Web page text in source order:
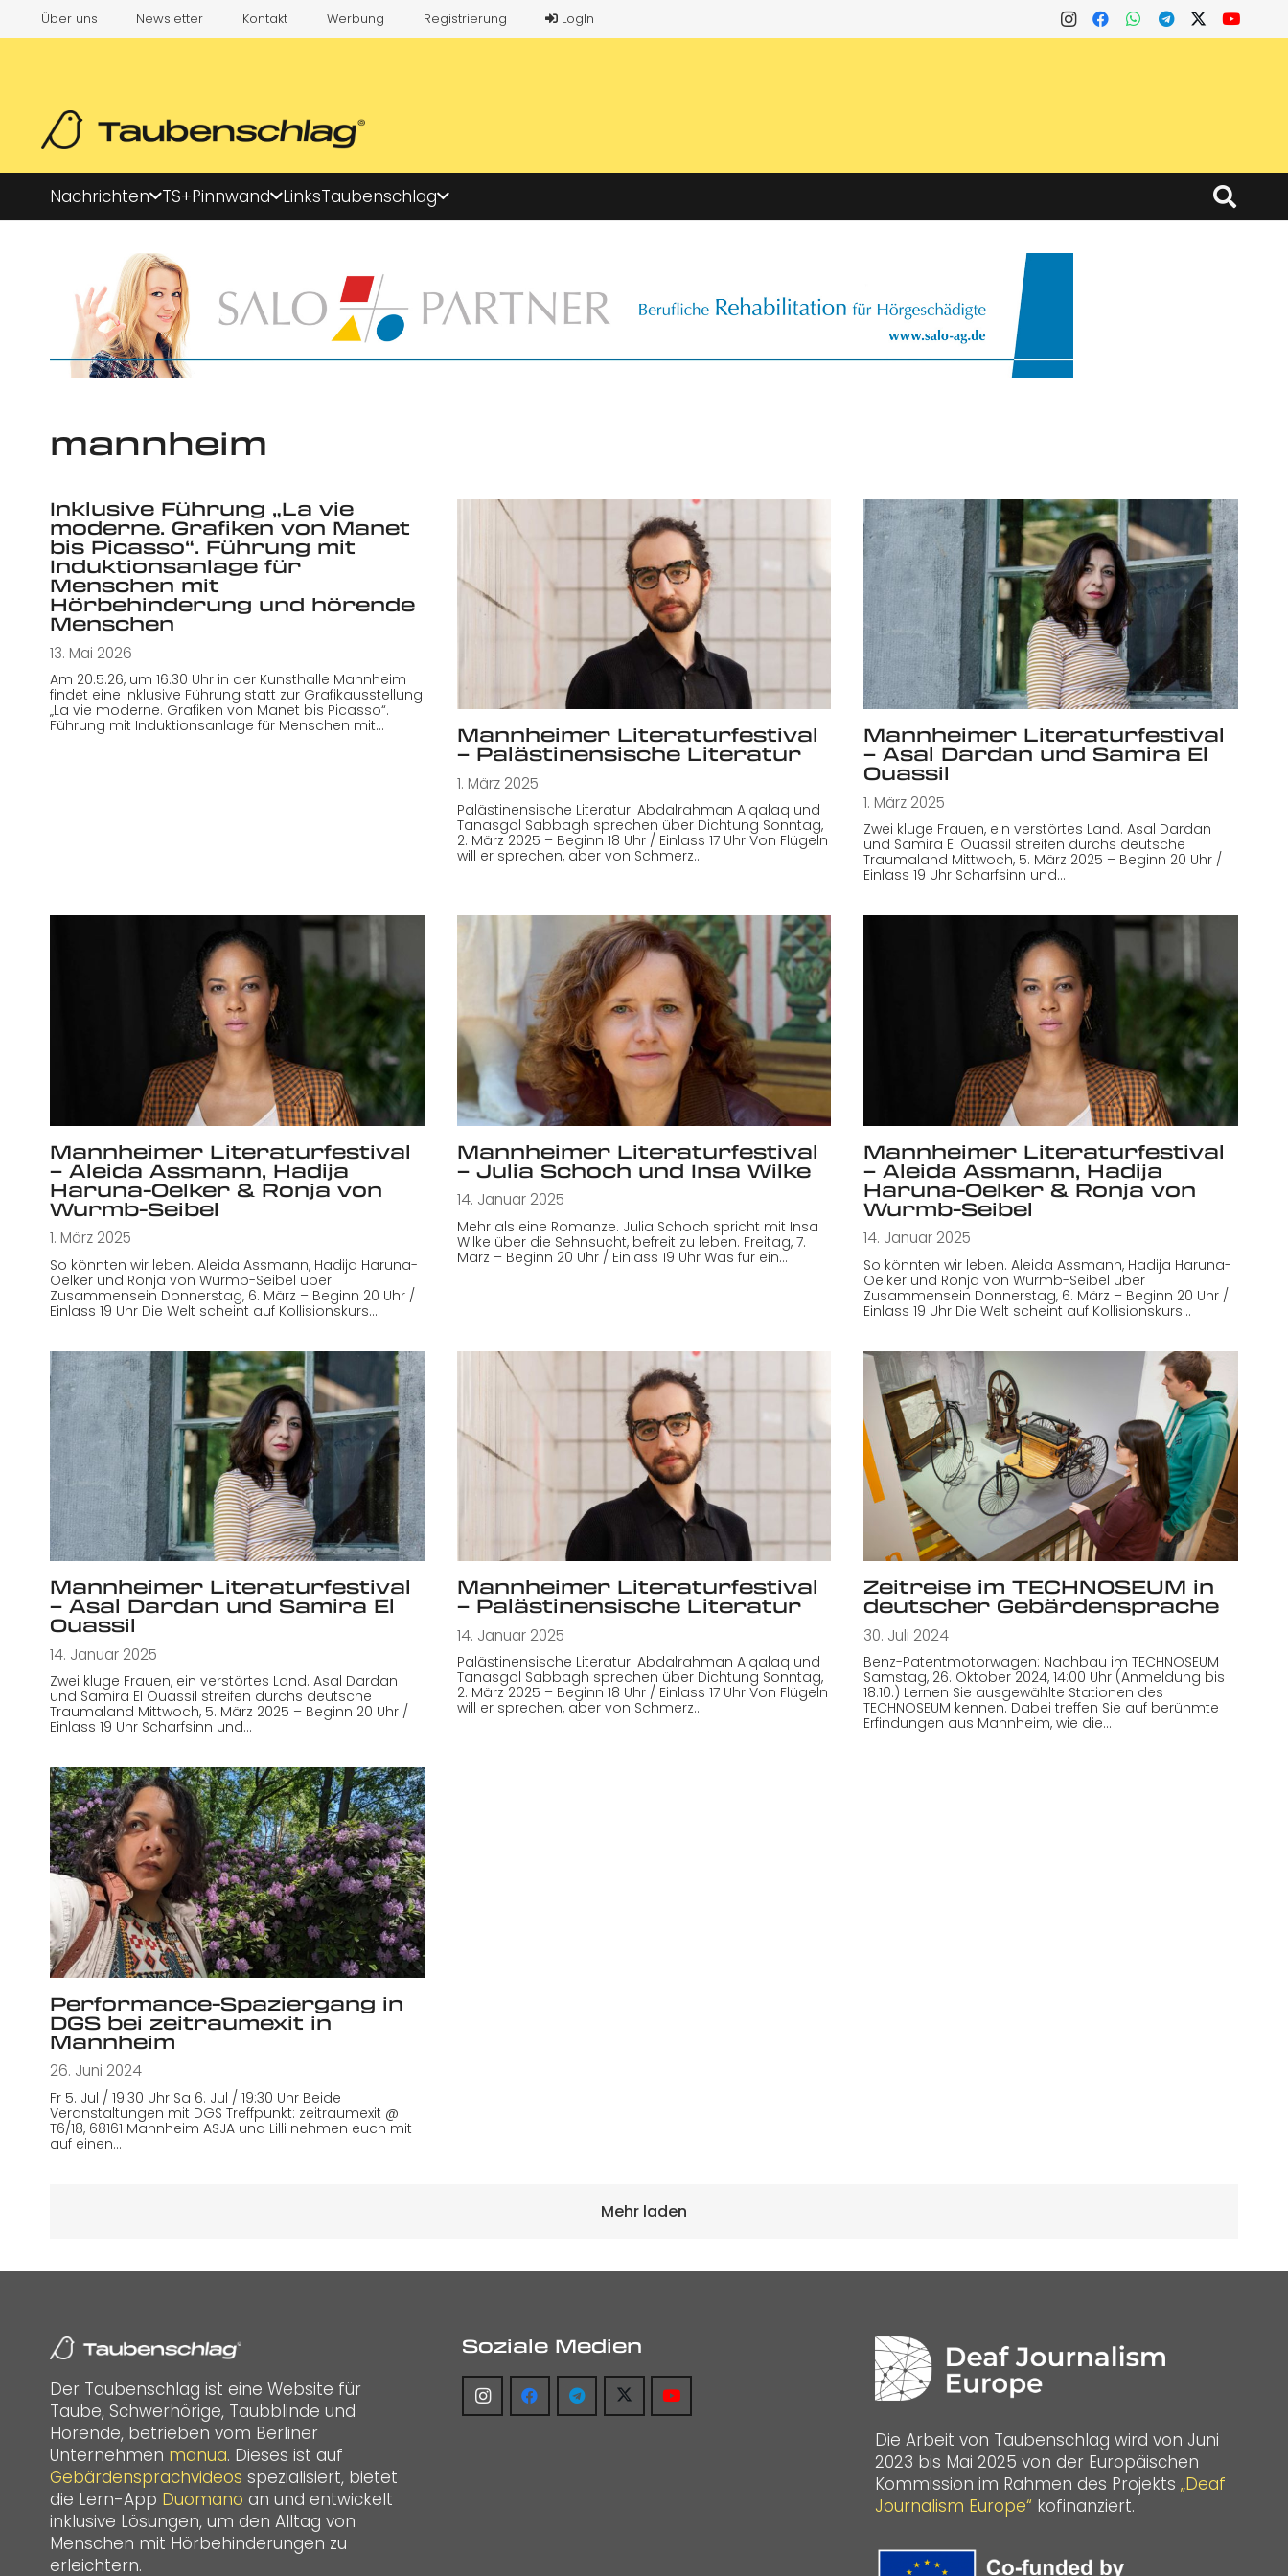
Über uns Newsletter Kontakt Werbung Registrierung LogIn
Nachrichten TS+Pinnwand LinksTaubenschlag
mannheim
Inklusive Führung „La vie
moderne. Grafiken von Manet
bis Picasso“. Führung mit
Induktionsanlage für
Menschen mit
Hörbehinderung und hörende
Menschen
13. Mai 2026
Am 20.5.26, um 16.30 Uhr in der Kunsthalle Mannheim
findet eine Inklusive Führung statt zur Grafikausstellung
„La vie moderne. Grafiken von Manet bis Picasso“.
Führung mit Induktionsanlage für Menschen mit…
Mannheimer Literaturfestival
– Palästinensische Literatur
1. März 2025
Palästinensische Literatur: Abdalrahman Alqalaq und
Tanasgol Sabbagh sprechen über Dichtung Sonntag,
2. März 2025 – Beginn 18 Uhr / Einlass 17 Uhr Von Flügeln
will er sprechen, aber von Schmerz…
Mannheimer Literaturfestival
– Asal Dardan und Samira El
Ouassil
1. März 2025
Zwei kluge Frauen, ein verstörtes Land. Asal Dardan
und Samira El Ouassil streifen durchs deutsche
Traumaland Mittwoch, 5. März 2025 – Beginn 20 Uhr /
Einlass 19 Uhr Scharfsinn und…
Mannheimer Literaturfestival
– Aleida Assmann, Hadija
Haruna-Oelker & Ronja von
Wurmb-Seibel
1. März 2025
So könnten wir leben. Aleida Assmann, Hadija Haruna-
Oelker und Ronja von Wurmb-Seibel über
Zusammensein Donnerstag, 6. März – Beginn 20 Uhr /
Einlass 19 Uhr Die Welt scheint auf Kollisionskurs…
Mannheimer Literaturfestival
– Julia Schoch und Insa Wilke
14. Januar 2025
Mehr als eine Romanze. Julia Schoch spricht mit Insa
Wilke über die Sehnsucht, befreit zu leben. Freitag, 7.
März – Beginn 20 Uhr / Einlass 19 Uhr Was für ein…
Mannheimer Literaturfestival
– Aleida Assmann, Hadija
Haruna-Oelker & Ronja von
Wurmb-Seibel
14. Januar 2025
So könnten wir leben. Aleida Assmann, Hadija Haruna-
Oelker und Ronja von Wurmb-Seibel über
Zusammensein Donnerstag, 6. März – Beginn 20 Uhr /
Einlass 19 Uhr Die Welt scheint auf Kollisionskurs…
Mannheimer Literaturfestival
– Asal Dardan und Samira El
Ouassil
14. Januar 2025
Zwei kluge Frauen, ein verstörtes Land. Asal Dardan
und Samira El Ouassil streifen durchs deutsche
Traumaland Mittwoch, 5. März 2025 – Beginn 20 Uhr /
Einlass 19 Uhr Scharfsinn und…
Mannheimer Literaturfestival
– Palästinensische Literatur
14. Januar 2025
Palästinensische Literatur: Abdalrahman Alqalaq und
Tanasgol Sabbagh sprechen über Dichtung Sonntag,
2. März 2025 – Beginn 18 Uhr / Einlass 17 Uhr Von Flügeln
will er sprechen, aber von Schmerz…
Zeitreise im TECHNOSEUM in
deutscher Gebärdensprache
30. Juli 2024
Benz-Patentmotorwagen: Nachbau im TECHNOSEUM
Samstag, 26. Oktober 2024, 14:00 Uhr (Anmeldung bis
18.10.) Lernen Sie ausgewählte Stationen des
TECHNOSEUM kennen. Dabei treffen Sie auf berühmte
Erfindungen aus Mannheim, wie die…
Performance-Spaziergang in
DGS bei zeitraumexit in
Mannheim
26. Juni 2024
Fr 5. Jul / 19:30 Uhr Sa 6. Jul / 19:30 Uhr Beide
Veranstaltungen mit DGS Treffpunkt: zeitraumexit @
T6/18, 68161 Mannheim ASJA und Lilli nehmen euch mit
auf einen…
Mehr laden
Der Taubenschlag ist eine Website für
Taube, Schwerhörige, Taubblinde und
Hörende, betrieben vom Berliner
Unternehmen manua. Dieses ist auf
Gebärdensprachvideos spezialisiert, bietet
die Lern-App Duomano an und entwickelt
inklusive Lösungen, um den Alltag von
Menschen mit Hörbehinderungen zu
erleichtern.
Soziale Medien
Die Arbeit von Taubenschlag wird von Juni
2023 bis Mai 2025 von der Europäischen
Kommission im Rahmen des Projekts „Deaf
Journalism Europe“ kofinanziert.